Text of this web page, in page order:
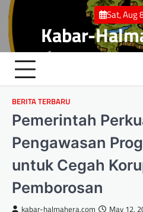
Skip
content
Sat, Aug
Kabar-
BERITA TERBARU
Pemerintah
Pengawasan
untuk Cegah
Pemborosan
kabar-halmahera.com May 12,